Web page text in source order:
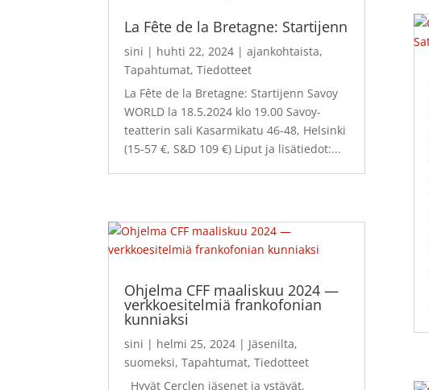
La Fête de la Bretagne: Startijenn
sini | huhti 22, 2024 |ajankohtaista,
Tapahtumat,Tiedotteet
La Fête de la Bretagne: Startijenn Savoy
WORLD la 18.5.2024 klo 19.00 Savoy-
teatterin sali Kasarmikatu 46-48, Helsinki
(15-57 €, S&D 109 €) Liput ja lisätiedot:...
Ohjelma CFF maaliskuu 2024 —
verkkoesitelmiä frankofonian
kunniaksi
sini | helmi 25, 2024 | Jäsenilta,
suomeksi,Tapahtumat,Tiedotteet
Hyvät Cerclen jäsenet ja ystävät,